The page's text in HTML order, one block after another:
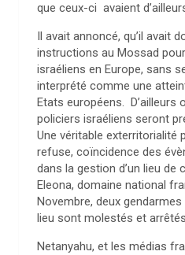
que ceux-ci avaient
Il avait annoncé, qu’il avait
instructions au Mossad
israéliens en Europe, sans
interprété comme une
Etats européens. D’ailleurs
policiers israéliens seront
Une véritable exterritorialité
refuse, coïncidence des
dans la gestion d’un lieu de
Eleona, domaine national
Novembre, deux
lieu sont molestés et
Netanyahu, et les médias